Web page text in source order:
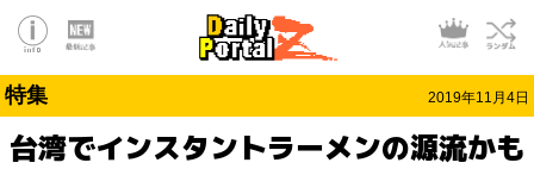
特集 2019年11月4日
台湾でインスタントラーメンの源流かも